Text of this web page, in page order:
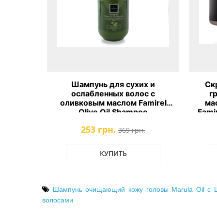
Шампунь для сухих и
ослабленных волос с
оливковым маслом Famirel
Olive Oil Shampoo
253 грн. 369 грн.
КУПИТЬ
Шампунь очищающий кожу головы Marula Oil c
волосами